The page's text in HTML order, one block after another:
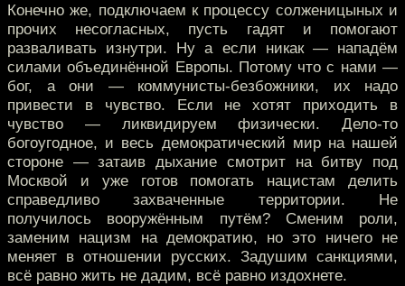
Конечно же, подключаем к процессу солженицыных и
прочих несогласных, пусть гадят и помогают
разваливать изнутри. Ну а если никак — нападём
силами объединённой Европы. Потому что с нами —
бог, а они — коммунисты-безбожники, их надо
привести в чувство. Если не хотят приходить в
чувство — ликвидируем физически. Дело-то
богоугодное, и весь демократический мир на нашей
стороне — затаив дыхание смотрит на битву под
Москвой и уже готов помогать нацистам делить
справедливо захваченные территории. Не
получилось вооружённым путём? Сменим роли,
заменим нацизм на демократию, но это ничего не
меняет в отношении русских. Задушим санкциями,
всё равно жить не дадим, всё равно издохнете.